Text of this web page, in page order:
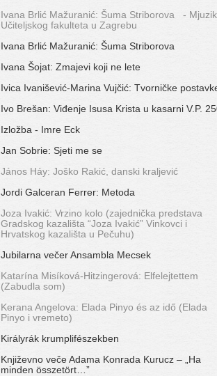
Ivana Brlić Mažuranić: Šuma Striborova -
Učiteljskog fakulteta u Zagrebu
Ivana Brlić Mažuranić: Šuma Striborova
Ivana Šojat: Zmajevi koji ne lete
Ivica Ivanišević-Marina Vujčić: Tvorničke
Ivo Brešan: Viđenje Isusa Krista u kasarni V.P.
Izložba - Imre Eck
Jan Sobrie: Sjeti me se
János Háy: Joško Rakić, danski kraljević
Jordi Galceran Ferrer: Metoda
Joza Ivakić: Vrzino kolo (zajednička predstava
Gradskog kazališta “Joza Ivakić” Vinkovci i
Hrvatskog kazališta u Pečuhu)
Jubilarna večer Ansambla Mecsek
Katarína Misíková-Hitzingerová: Elfelejtettem
(Zabudla som)
Kerana Angelova: Elada Pinyo és az idő (Elada
Pinyo i vremeto)
Királyrák krumplifészekben
Književno veče Adama Konrada Kurucz – „Ha
minden összetört…”